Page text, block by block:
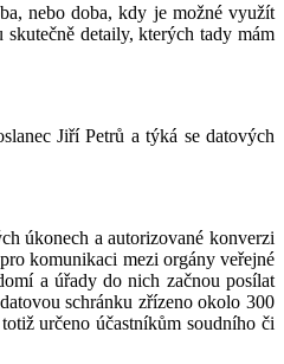
nebo doba, kdy je možné využít
detaily, kterých tady mám
Jiří Petrů a týká se datových
úkonech a autorizované konverzi
komunikaci mezi orgány veřejné
a úřady do nich začnou posílat
schránku zřízeno okolo 300
určeno účastníkům soudního či